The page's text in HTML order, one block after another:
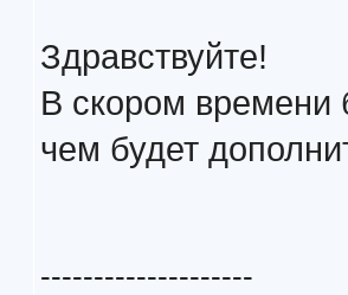
Здравствуйте!
В скором времени
чем будет
--------------------